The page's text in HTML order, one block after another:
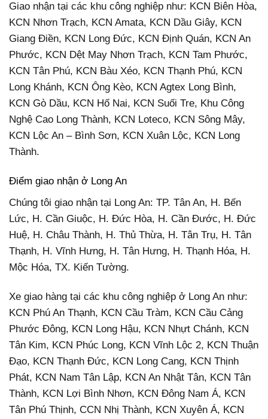
Giao nhận tại các khu công nghiệp như: KCN Biên Hòa,
KCN Nhơn Trạch, KCN Amata, KCN Dầu Giây, KCN
Giang Điền, KCN Long Đức, KCN Định Quán, KCN An
Phước, KCN Dệt May Nhơn Trạch, KCN Tam Phước,
KCN Tân Phú, KCN Bàu Xéo, KCN Thạnh Phú, KCN
Long Khánh, KCN Ông Kèo, KCN Agtex Long Bình,
KCN Gò Dầu, KCN Hố Nai, KCN Suối Tre, Khu Công
Nghệ Cao Long Thành, KCN Loteco, KCN Sông Mây,
KCN Lộc An – Bình Sơn, KCN Xuân Lộc, KCN Long
Thành.
Điểm giao nhận ở Long An
Chúng tôi giao nhận tại Long An: TP. Tân An, H. Bến
Lức, H. Cần Giuộc, H. Đức Hòa, H. Cần Đước, H. Đức
Huệ, H. Châu Thành, H. Thủ Thừa, H. Tân Trụ, H. Tân
Thạnh, H. Vĩnh Hưng, H. Tân Hưng, H. Thạnh Hóa, H.
Mộc Hóa, TX. Kiến Tường.
Xe giao hàng tại các khu công nghiệp ở Long An như:
KCN Phú An Thạnh, KCN Cầu Tràm, KCN Cầu Cảng
Phước Đông, KCN Long Hậu, KCN Nhựt Chánh, KCN
Tân Kim, KCN Phúc Long, KCN Vĩnh Lộc 2, KCN Thuận
Đạo, KCN Thạnh Đức, KCN Long Cang, KCN Thịnh
Phát, KCN Nam Tân Lập, KCN An Nhật Tân, KCN Tân
Thành, KCN Lợi Bình Nhơn, KCN Đông Nam Á, KCN
Tân Phú Thịnh, CCN Nhị Thành, KCN Xuyên Á, KCN